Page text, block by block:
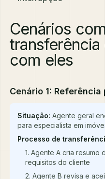
Cenários
com eles
Cenário 1:
Situação: Agente geral
para especialista em
Processo de
1. Agente A cria resumo
requisitos do cliente
2. Agente B revisa e